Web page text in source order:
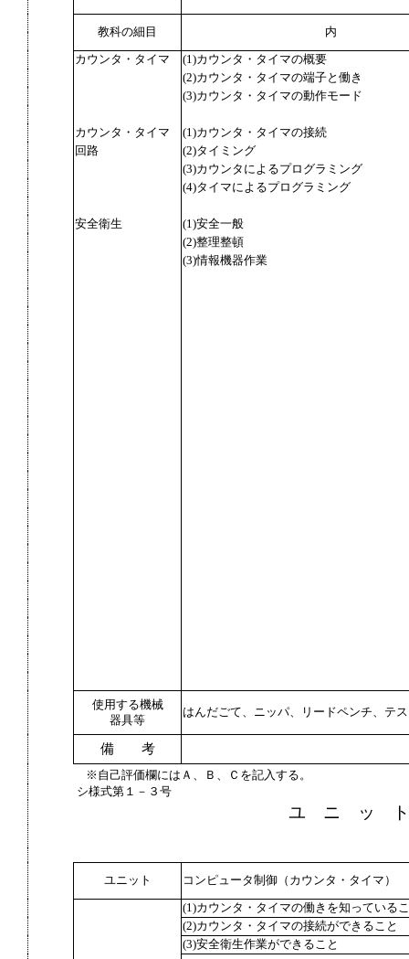
教科の細目 内
カウンタ・タイマ
(1)カウンタ・タイマの概要
(2)カウンタ・タイマの端子と働き
(3)カウンタ・タイマの動作モード
カウンタ・タイマ
(1)カウンタ・タイマの接続
回路
(2)タイミング
(3)カウンタによるプログラミング
(4)タイマによるプログラミング
安全衛生
(1)安全一般
(2)整理整頓
(3)情報機器作業
使用する機械
器具等
はんだごて、ニッパ、リードペンチ、テ
備 考
※自己評価欄にはＡ、Ｂ、Ｃを記入する。
シ様式第１－３号
ユ ニ ッ
ユニット コンピュータ制御（カウンタ・タイマ）
(1)カウンタ・タイマの働きを知っている
(2)カウンタ・タイマの接続ができること
(3)安全衛生作業ができること